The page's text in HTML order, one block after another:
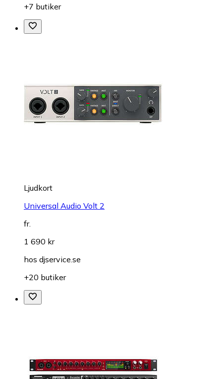
+7 butiker
Ljudkort
Universal Audio Volt 2
fr.
1 690 kr
hos djservice.se
+20 butiker